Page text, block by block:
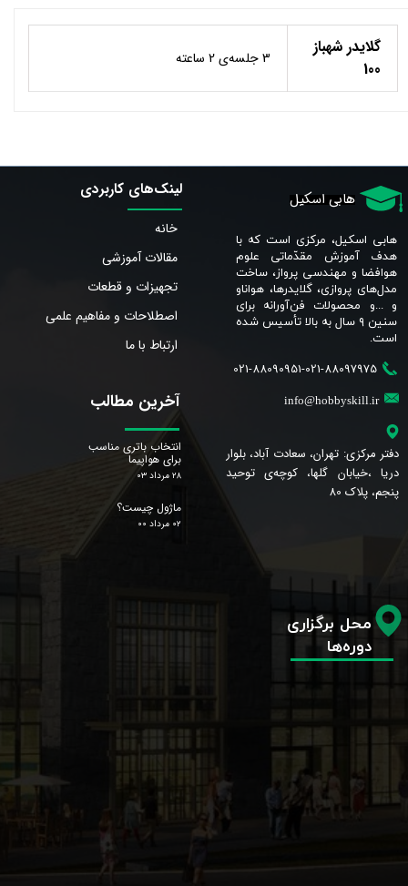
گلایدر شهباز
100
3 جلسه‌ی 2 ساعته
هابی اسکیل
هابی اسکیل، مرکزی است که با
هدف آموزش مقدّماتی علوم
هوافضا و مهندسی پرواز، ساخت
مدل‌های پروازی، گلایدرها، هواناو
و ...و محصولات فن‌آورانه برای
سنین ٩ سال به بالا تأسیس شده
است.​​​​​​​
021-88090951-021-88097975
info@hobbyskill.ir
دفتر مرکزی: تهران، سعادت آباد، بلوار
دریا ،خیابان گلها، کوچه‌ی توحید
پنجم، پلاک 80
لینک‌های کاربردی
خانه
مقالات آموزشی
تجهیزات و قطعات
اصطلاحات و مفاهیم علمی
ارتباط با ما
آخرین مطالب
انتخاب باتری مناسب
برای هواپیما
۲۸ مرداد ۰۳
ماژول چیست؟
۰۲ مرداد ۰۰
محل برگزاری
دوره‌ها